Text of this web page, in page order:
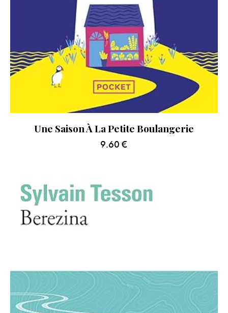
Une Saison À La Petite Boulangerie
9.60 €